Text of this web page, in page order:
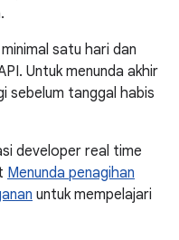
satu hari dan
Untuk menunda akhir
sebelum tanggal habis
developer real time
Menunda penagihan
untuk mempelajari